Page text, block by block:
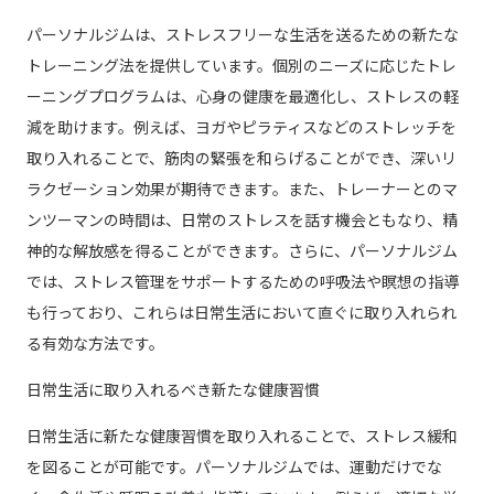
パーソナルジムは、ストレスフリーな生活を送るための新たな
トレーニング法を提供しています。個別のニーズに応じたトレ
ーニングプログラムは、心身の健康を最適化し、ストレスの軽
減を助けます。例えば、ヨガやピラティスなどのストレッチを
取り入れることで、筋肉の緊張を和らげることができ、深いリ
ラクゼーション効果が期待できます。また、トレーナーとのマ
ンツーマンの時間は、日常のストレスを話す機会ともなり、精
神的な解放感を得ることができます。さらに、パーソナルジム
では、ストレス管理をサポートするための呼吸法や瞑想の指導
も行っており、これらは日常生活において直ぐに取り入れられ
る有効な方法です。
日常生活に取り入れるべき新たな健康習慣
日常生活に新たな健康習慣を取り入れることで、ストレス緩和
を図ることが可能です。パーソナルジムでは、運動だけでな